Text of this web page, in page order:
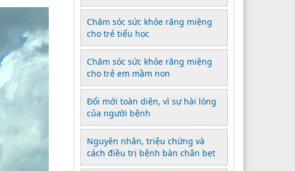
Chăm sóc sức khỏe răng miệng
cho trẻ tiểu học
Chăm sóc sức khỏe răng miệng
cho trẻ em mầm non
Đổi mới toàn diện, vì sự hài lòng
của người bệnh
Nguyên nhân, triệu chứng và
cách điều trị bệnh bàn chân bẹt